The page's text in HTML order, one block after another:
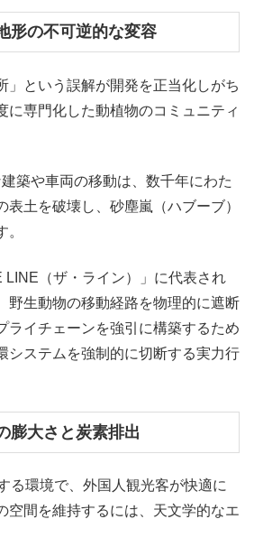
形の不可逆的な変容
」という誤解が開発を正当化しがち
に専門化した動植物のコミュニティ
築や車両の移動は、数千年にわた
表土を破壊し、砂塵嵐（ハブーブ）
LINE（ザ・ライン）」に代表され
野生動物の移動経路を物理的に遮断
ライチェーンを強引に構築するため
システムを強制的に切断する実力行
膨大さと炭素排出
る環境で、外国人観光客が快適に
空間を維持するには、天文学的なエ